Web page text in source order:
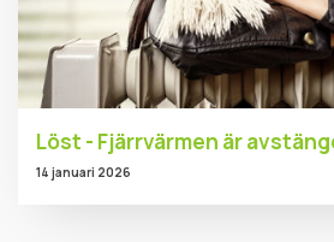
Löst - Fjärrvärmen är
14 januari 2026